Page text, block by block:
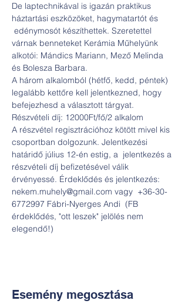
De laptechnikával is igazán praktikus
háztartási eszközöket, hagymatartót és
edénymosót készíthettek. Szeretettel
várnak benneteket Kerámia Műhelyünk
alkotói: Mándics Mariann, Mező Melinda
és Bolesza Barbara.
A három alkalomból (hétfő, kedd, péntek)
legalább kettőre kell jelentkezned, hogy
befejezhesd a választott tárgyat.
Részvételi díj: 12000Ft/fő/2 alkalom
A részvétel regisztrációhoz kötött mivel kis
csoportban dolgozunk. Jelentkezési
határidő július 12-én estig, a  jelentkezés a
részvételi díj befizetésével válik
érvényessé. Érdeklődés és jelentkezés:
nekem.muhely@gmail.com vagy  +36-30-
6772997 Fábri-Nyerges Andi  (FB
érdeklődés, "ott leszek" jelölés nem
elegendő!)
Esemény megosztása